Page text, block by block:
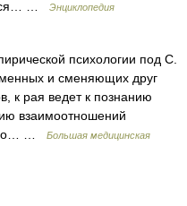
…
Энциклопедия
психологии под С.
и сменяющих друг
к рая ведет к познанию
взаимоотношений
(о… …
Большая медицинская